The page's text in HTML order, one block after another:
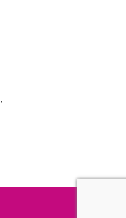
,